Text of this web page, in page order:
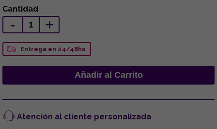
Cantidad
- +
Entrega en 24/48hs
Atención al cliente personalizada